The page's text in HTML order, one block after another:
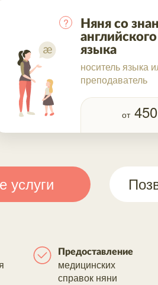
Няня со
английского
языка
носитель языка
преподаватель
?
от 450
услуги
Предоставление
медицинских
справок няни